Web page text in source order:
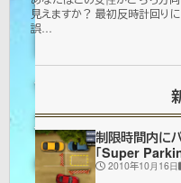
険
会
社
CM
見えますか？ 最初反時計回り
誤…
制限時間内に
「Super
2010年10月16日